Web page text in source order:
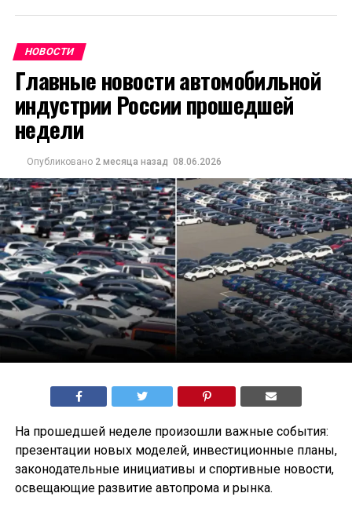
НОВОСТИ
Главные новости автомобильной
индустрии России прошедшей
недели
Опубликовано 2 месяца назад 08.06.2026
На прошедшей неделе произошли важные события:
презентации новых моделей, инвестиционные планы,
законодательные инициативы и спортивные новости,
освещающие развитие автопрома и рынка.